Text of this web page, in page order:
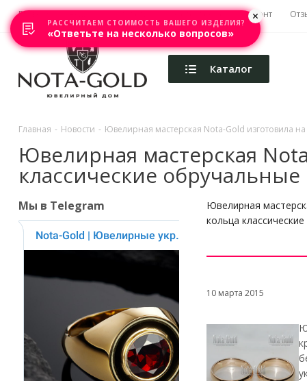
Главная Акции Каталоги Изготовление Ремонт
Каталог
Главная - Новости - Ювелирная мастерская Nota-Gold изготовила
Ювелирная мастерская
классические обручальные
Ювелирная
кольца
10 марта 2015
Мы в Telegram
РАССЧИТАЕМ СТОИМОСТЬ ВАШЕГО ИЗДЕЛИЯ?
«Ответьте на несколько вопросов»